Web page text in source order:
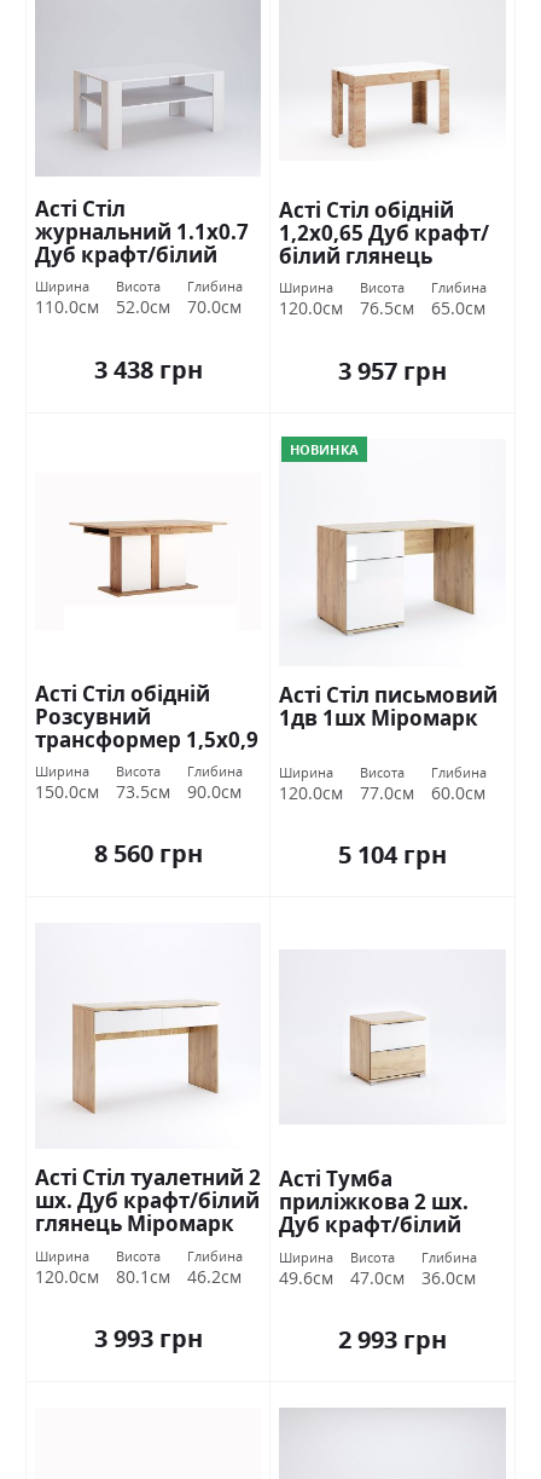
Асті Стіл
журнальний 1.1х0.7
Дуб крафт/білий
глянець Міромарк
Ширина
110.0см
Висота
52.0см
Глибина
70.0см
3 438 грн
Асті Стіл обідній
1,2х0,65 Дуб крафт/
білий глянець
Міромарк
Ширина
120.0см
Висота
76.5см
Глибина
65.0см
3 957 грн
Асті Стіл обідній
Розсувний
трансформер 1,5х0,9
Дуб крафт/білий
глянець Міромарк
Ширина
150.0см
Висота
73.5см
Глибина
90.0см
8 560 грн
НОВИНКА
Асті Стіл письмовий
1дв 1шх Міромарк
Ширина
120.0см
Висота
77.0см
Глибина
60.0см
5 104 грн
Асті Стіл туалетний 2
шх. Дуб крафт/білий
глянець Міромарк
Ширина
120.0см
Висота
80.1см
Глибина
46.2см
3 993 грн
Асті Тумба
приліжкова 2 шх.
Дуб крафт/білий
глянець Міромарк
Ширина
49.6см
Висота
47.0см
Глибина
36.0см
2 993 грн